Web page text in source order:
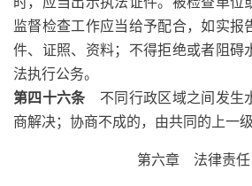
监督检查工作应当给予配合，如实报
件、证照、资料；不得拒绝或者阻碍
法执行公务。
第四十六条 不同行政区域之间发生
商解决；协商不成的，由共同的上一
第六章 法律责任